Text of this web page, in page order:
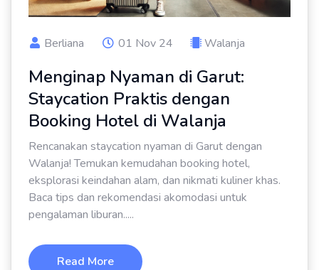
Berliana 01 Nov 24 Walanja
Menginap Nyaman di Garut:
Staycation Praktis dengan
Booking Hotel di Walanja
Rencanakan staycation nyaman di Garut dengan
Walanja! Temukan kemudahan booking hotel,
eksplorasi keindahan alam, dan nikmati kuliner khas.
Baca tips dan rekomendasi akomodasi untuk
pengalaman liburan.....
Read More